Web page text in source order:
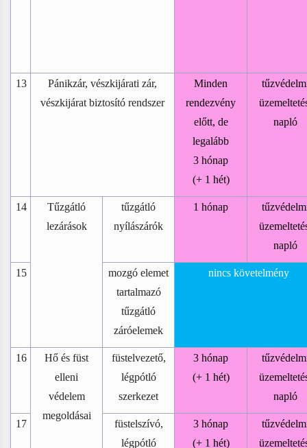
13
Pánikzár, vészkijárati zár,
vészkijárat biztosító rendszer
Minden
rendezvény
előtt, de
legalább
3 hónap
(+ 1 hét)
napló
14
Tűzgátló
lezárások
tűzgátló
nyílászárók
1 hónap
napló
15
mozgó elemet
tartalmazó
tűzgátló
záróelemek
nincs követelmény
16
Hő és füst
elleni
védelem
megoldásai
füstelvezető,
légpótló
szerkezet
3 hónap
(+ 1 hét)
napló
17
füstelszívó,
légpótló
3 hónap
(+ 1 hét)